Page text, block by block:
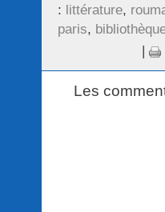
: littérature,
paris,
|
Les